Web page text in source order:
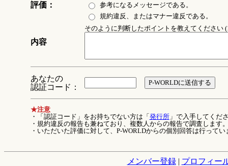
評価：
参考になるメッセージである。
規約違反、またはマナー違反である。
内容
そのように判断したポイントを教えてください
あなたの
認証コード：
★注意
・「認証コード」をお持ちでない方は「 発行所」で入手してくだ
・規約違反の報告も兼ねており、複数人からの報告で調査します
・いただいた評価に対して、P-WORLDからの個別回答は行ってい
メンバー登録| プロフィー